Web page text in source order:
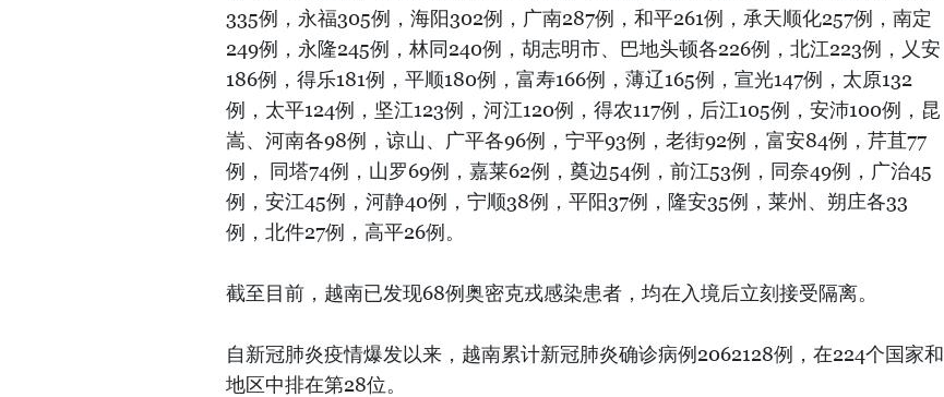
335例，永福305例，海阳302例，广南287例，和平261例，承天顺化257例，南定
249例，永隆245例，林同240例，胡志明市、巴地头顿各226例，北江223例，乂安
186例，得乐181例，平顺180例，富寿166例，薄辽165例，宣光147例，太原132
例，太平124例，坚江123例，河江120例，得农117例，后江105例，安沛100例，昆
嵩、河南各98例，谅山、广平各96例，宁平93例，老街92例，富安84例，芹苴77
例， 同塔74例，山罗69例，嘉莱62例，奠边54例，前江53例，同奈49例，广治45
例，安江45例，河静40例，宁顺38例，平阳37例，隆安35例，莱州、朔庄各33
例，北件27例，高平26例。
截至目前，越南已发现68例奥密克戎感染患者，均在入境后立刻接受隔离。
自新冠肺炎疫情爆发以来，越南累计新冠肺炎确诊病例2062128例，在224个国家和
地区中排在第28位。